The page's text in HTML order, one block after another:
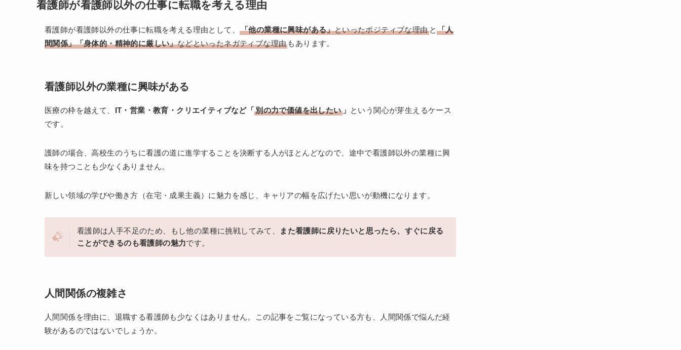
看護師が看護師以外の仕事に転職を考える理由
看護師が看護師以外の仕事に転職を考える理由として、 「他の業種に興味がある」といったポジティブな理由と「人
間関係」「身体的・精神的に厳しい」などといったネガティブな理由 もあります。
看護師以外の業種に興味がある
医療の枠を越えて、 IT・営業・教育・クリエイティブなど「別の力で価値を出したい」 という関心が芽生えるケース
です。
護師の場合、高校生のうちに看護の道に進学することを決断する人がほとんどなので、途中で看護師以外の業種に興
味を持つことも少なくありません。
新しい領域の学びや働き方（在宅・成果主義）に魅力を感じ、キャリアの幅を広げたい思いが動機になります。
看護師は人手不足のため、もし他の業種に挑戦してみて、
また看護師に戻りたいと思ったら、すぐに戻る
ことができるのも看護師の魅力です。
人間関係の複雑さ
人間関係を理由に、退職する看護師も少なくはありません。この記事をご覧になっている方も、人間関係で悩んだ経
験があるのではないでしょうか。